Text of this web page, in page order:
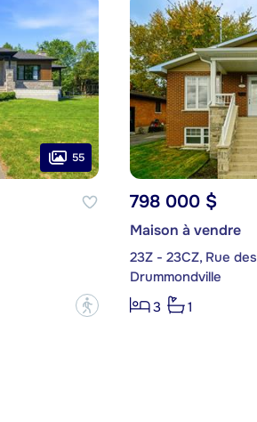
55
?
798 000 $
Maison à vendre
23Z - 23CZ, Rue
Drummondville
3
1